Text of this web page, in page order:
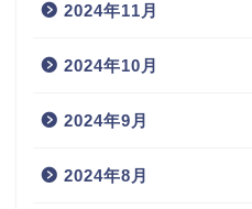
2024年11月
2024年10月
2024年9月
2024年8月